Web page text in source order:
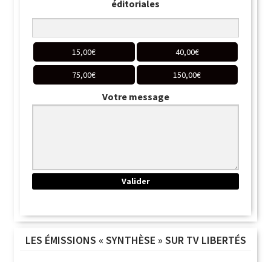
éditoriales
15,00€ 40,00€
75,00€ 150,00€
Votre message
LES ÉMISSIONS « SYNTHÈSE » SUR TV LIBERTÉS